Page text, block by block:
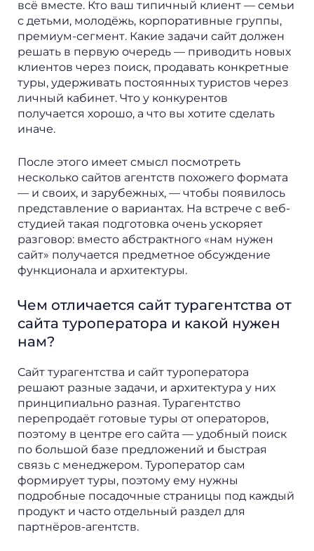
всё вместе. Кто ваш типичный клиент — семьи
с детьми, молодёжь, корпоративные группы,
премиум-сегмент. Какие задачи сайт должен
решать в первую очередь — приводить новых
клиентов через поиск, продавать конкретные
туры, удерживать постоянных туристов через
личный кабинет. Что у конкурентов
получается хорошо, а что вы хотите сделать
иначе.
После этого имеет смысл посмотреть
несколько сайтов агентств похожего формата
— и своих, и зарубежных, — чтобы появилось
представление о вариантах. На встрече с веб-
студией такая подготовка очень ускоряет
разговор: вместо абстрактного «нам нужен
сайт» получается предметное обсуждение
функционала и архитектуры.
Чем отличается сайт турагентства от
сайта туроператора и какой нужен
нам?
Сайт турагентства и сайт туроператора
решают разные задачи, и архитектура у них
принципиально разная. Турагентство
перепродаёт готовые туры от операторов,
поэтому в центре его сайта — удобный поиск
по большой базе предложений и быстрая
связь с менеджером. Туроператор сам
формирует туры, поэтому ему нужны
подробные посадочные страницы под каждый
продукт и часто отдельный раздел для
партнёров-агентств.